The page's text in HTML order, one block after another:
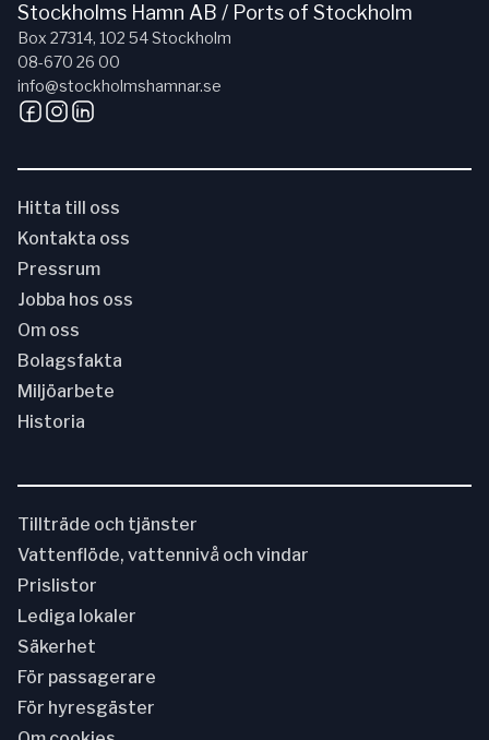
Stockholms Hamn AB / Ports of Stockholm
Box 27314, 102 54 Stockholm
08-670 26 00
info@stockholmshamnar.se
Hitta till oss
Kontakta oss
Pressrum
Jobba hos oss
Om oss
Bolagsfakta
Miljöarbete
Historia
Tillträde och tjänster
Vattenflöde, vattennivå och vindar
Prislistor
Lediga lokaler
Säkerhet
För passagerare
För hyresgäster